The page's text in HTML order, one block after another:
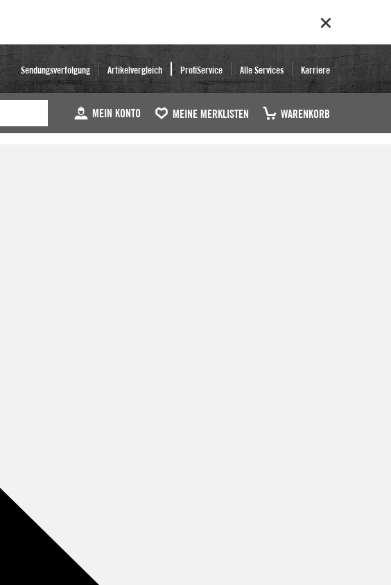
Sendungsverfolgung Artikelvergleich ProfiService Alle Services Karriere
MEIN KONTO MEINE MERKLISTEN WARENKORB